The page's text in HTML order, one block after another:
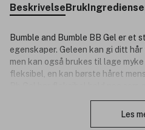
Beskrivelse Bruk
Bumble and Bumble BB Gel er et
egenskaper. Geleen kan gi ditt
men kan også brukes til lage
fleksibel, en kan børste håret
look, rocka frisyrer og «sleek»
baserte Bumble & Bumble erLes